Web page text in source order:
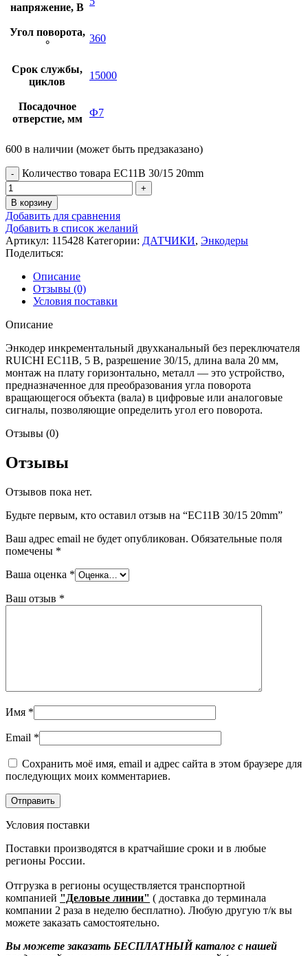
напряжение, В
Угол поворота,
°
360
Срок службы,
циклов
15000
Посадочное
отверстие, мм
Ф7
600 в наличии (может быть предзаказано)
Количество товара EC11B 30/15 20mm
В корзину
Добавить для сравнения
Добавить в список желаний
Артикул: 115428 Категории: ДАТЧИКИ, Энкодеры
Поделиться:
Описание
Отзывы (0)
Условия поставки
Описание
Энкодер инкрементальный двухканальный без переключателя
RUICHI EC11B, 5 В, разрешение 30/15, длина вала 20 мм,
монтаж на плату горизонтально, металл — это устройство,
предназначенное для преобразования угла поворота
вращающегося объекта (вала) в цифровые или аналоговые
сигналы, позволяющие определить угол его поворота.
Отзывы (0)
Отзывы
Отзывов пока нет.
Будьте первым, кто оставил отзыв на “EC11B 30/15 20mm”
Ваш адрес email не будет опубликован. Обязательные поля
помечены *
Ваша оценка *
Ваш отзыв *
Имя *
Email *
Сохранить моё имя, email и адрес сайта в этом браузере для
последующих моих комментариев.
Условия поставки
Поставки производятся в кратчайшие сроки и в любые
регионы России.
Отгрузка в регионы осуществляется транспортной
компанией "Деловые линии" ( доставка до терминала
компании 2 раза в неделю бесплатно). Любую другую т/к вы
можете заказать самостоятельно.
Вы можете заказать БЕСПЛАТНЫЙ каталог с нашей